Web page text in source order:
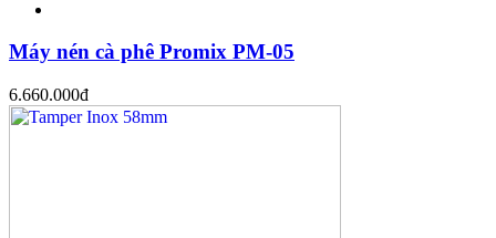
Máy nén cà phê Promix PM-05
6.660.000đ